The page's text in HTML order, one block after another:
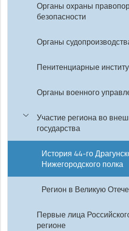
Органы охраны
безопасности
Органы
Пенитенциарные
Органы военного
Участие региона во
государства
История 44-го
Нижегородского полка
Регион в Великую
Первые лица
регионе